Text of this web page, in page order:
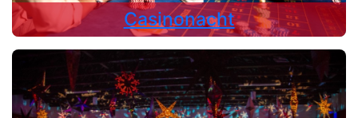
Casinonacht